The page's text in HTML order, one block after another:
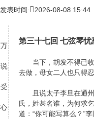
表时间: 2026-08-08 15:44
第三十七回 七弦琴
当下，胡发不得已收
去做，母女二人也只得
且说太子李旦在通州
氏，姓甚名谁，为何求
道：“你可能写算么？”